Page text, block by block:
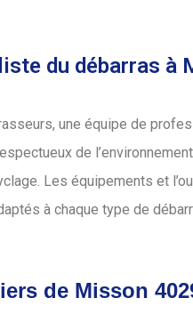
du débarras à
une équipe de
de
Les équipements et
à chaque type de
de Misson